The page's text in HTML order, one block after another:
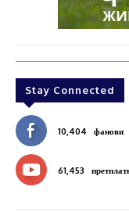
Stay Connected
10,404 фанови
61,453